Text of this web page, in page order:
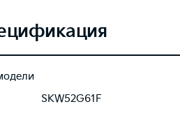
SKW52G61F